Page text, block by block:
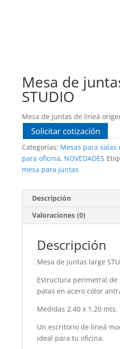
Mesa de
STUDIO
Mesa de juntas de lineá
Solicitar cotización
Categorías: Mesas para salas
para oficina, NOVEDADES
mesa para juntas
Descripción
Valoraciones (0)
Descripción
Mesa de juntas large
Estructura perimetral de
patas en acero color
Medidas 2.40 x 1.20 mts.
Un escritorio de lineá
ideal para tu oficina.